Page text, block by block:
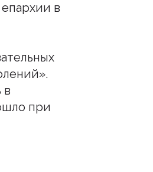
в
в
при